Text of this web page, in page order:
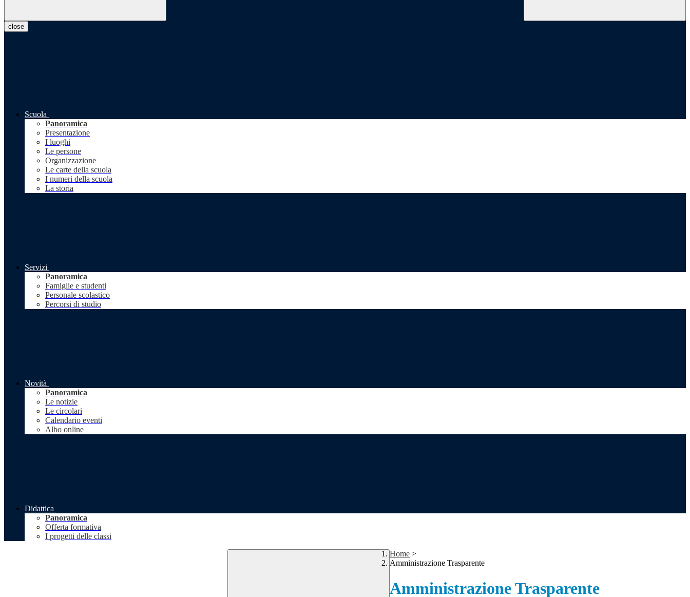
close
Scuola
Panoramica
Presentazione
I luoghi
Le persone
Organizzazione
Le carte della scuola
I numeri della scuola
La storia
Servizi
Panoramica
Famiglie e studenti
Personale scolastico
Percorsi di studio
Novità
Panoramica
Le notizie
Le circolari
Calendario eventi
Albo online
Didattica
Panoramica
Offerta formativa
I progetti delle classi
Home >
Amministrazione Trasparente
Amministrazione Trasparente